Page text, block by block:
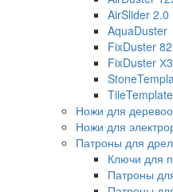
AirSlider 2.0
AquaDuster
FixDuster 82
FixDuster Х3
TileTemplate
Ножи для
Ножи для
Патроны для
Ключи для
Патроны